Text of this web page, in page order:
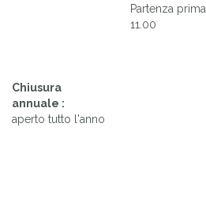
Partenza prima
11.00
Chiusura
annuale :
aperto tutto l'anno